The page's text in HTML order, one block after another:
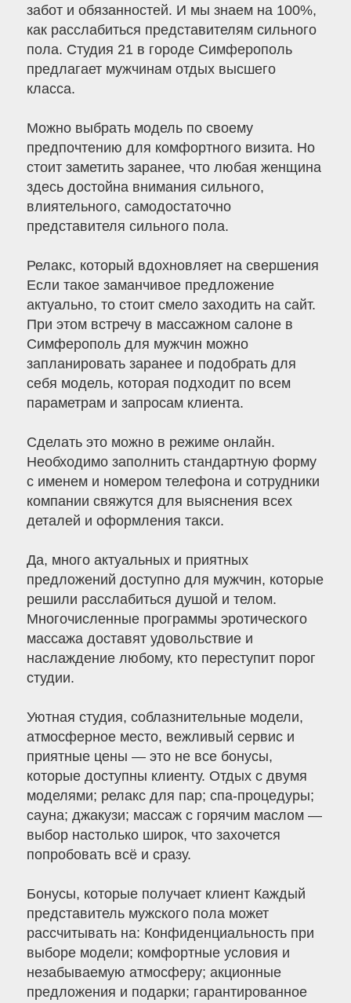
забот и обязанностей. И мы знаем на 100%,
как расслабиться представителям сильного
пола. Студия 21 в городе Симферополь
предлагает мужчинам отдых высшего
класса.
Можно выбрать модель по своему
предпочтению для комфортного визита. Но
стоит заметить заранее, что любая женщина
здесь достойна внимания сильного,
влиятельного, самодостаточно
представителя сильного пола.
Релакс, который вдохновляет на свершения
Если такое заманчивое предложение
актуально, то стоит смело заходить на сайт.
При этом встречу в массажном салоне в
Симферополь для мужчин можно
запланировать заранее и подобрать для
себя модель, которая подходит по всем
параметрам и запросам клиента.
Сделать это можно в режиме онлайн.
Необходимо заполнить стандартную форму
с именем и номером телефона и сотрудники
компании свяжутся для выяснения всех
деталей и оформления такси.
Да, много актуальных и приятных
предложений доступно для мужчин, которые
решили расслабиться душой и телом.
Многочисленные программы эротического
массажа доставят удовольствие и
наслаждение любому, кто переступит порог
студии.
Уютная студия, соблазнительные модели,
атмосферное место, вежливый сервис и
приятные цены — это не все бонусы,
которые доступны клиенту. Отдых с двумя
моделями; релакс для пар; спа-процедуры;
сауна; джакузи; массаж с горячим маслом —
выбор настолько широк, что захочется
попробовать всё и сразу.
Бонусы, которые получает клиент Каждый
представитель мужского пола может
рассчитывать на: Конфиденциальность при
выборе модели; комфортные условия и
незабываемую атмосферу; акционные
предложения и подарки; гарантированное